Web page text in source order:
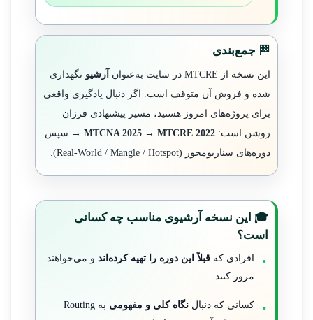
🏁 جمع‌بندی
این نسخه از MTCRE در سایت به‌عنوان آرشیو نگهداری
شده و فروش آن متوقف است. اگر دنبال یادگیری واقعی
برای پروژه‌های امروز هستید، مسیر پیشنهادی فرزان
روشن است:
MTCNA 2025 →MTCRE 2022
→ سپس
دوره‌های سناریومحور (Real-World / Mangle / Hotspot).
🎓 این نسخه آرشیوی مناسب چه کسانی
است؟
افرادی که قبلاً این دوره را تهیه کرده‌اندو می‌خواهند
مرور کنند.
کسانی که دنبال نگاه کلی و مفهومی
به Routing